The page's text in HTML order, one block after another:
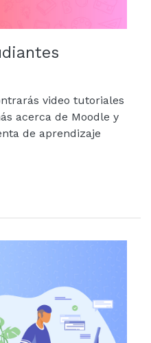
video tutoriales
acerca de Moodle y
de aprendizaje